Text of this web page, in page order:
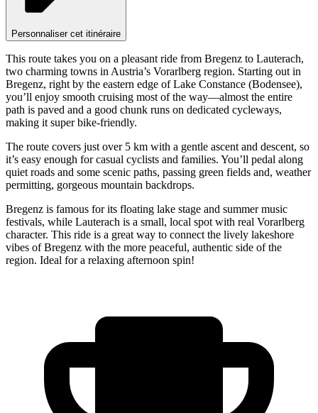
Personnaliser cet itinéraire
This route takes you on a pleasant ride from Bregenz to Lauterach,
two charming towns in Austria’s Vorarlberg region. Starting out in
Bregenz, right by the eastern edge of Lake Constance (Bodensee),
you’ll enjoy smooth cruising most of the way—almost the entire
path is paved and a good chunk runs on dedicated cycleways,
making it super bike-friendly.
The route covers just over 5 km with a gentle ascent and descent, so
it’s easy enough for casual cyclists and families. You’ll pedal along
quiet roads and some scenic paths, passing green fields and, weather
permitting, gorgeous mountain backdrops.
Bregenz is famous for its floating lake stage and summer music
festivals, while Lauterach is a small, local spot with real Vorarlberg
character. This ride is a great way to connect the lively lakeshore
vibes of Bregenz with the more peaceful, authentic side of the
region. Ideal for a relaxing afternoon spin!